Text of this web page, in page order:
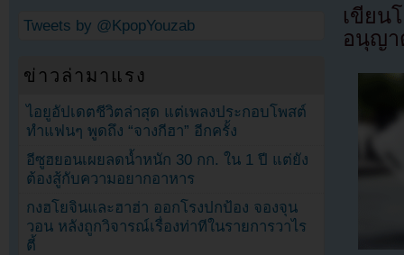
เขียน
อนุญา
Tweets by @KpopYouzab
ข่าวล่ามาแรง
ไอยูอัปเดตชีวิตล่าสุด แต่เพลงประกอบโพสต์
ทำแฟนๆ พูดถึง “จางกีฮา” อีกครั้ง
อีซูฮยอนเผยลดน้ำหนัก 30 กก. ใน 1 ปี แต่ยัง
ต้องสู้กับความอยากอาหาร
กงฮโยจินและฮาฮ่า ออกโรงปกป้อง จองจุน
วอน หลังถูกวิจารณ์เรื่องท่าทีในรายการวาไร
ตี้